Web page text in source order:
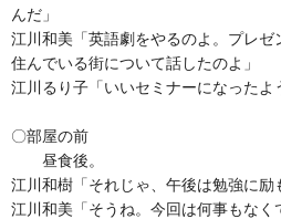
んだ」
江川和美「英語劇をやるのよ。プレ
住んでいる街について話したのよ」
江川るり子「いいセミナーになったよ
〇部屋の前
昼食後。
江川和樹「それじゃ、午後は勉強に励
江川和美「そうね。今回は何事もなく